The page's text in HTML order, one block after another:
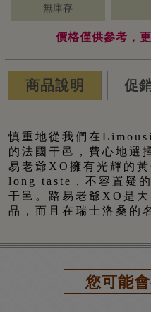
無庫存
價格僅供參考，
商品說明 促
慎重地從我們在
的法國干邑，費心地選
易老爺XO擁有光輝的
long taste，不容置疑
干邑。路易老爺XO是
品，而且在瑞士洛桑的
您可能